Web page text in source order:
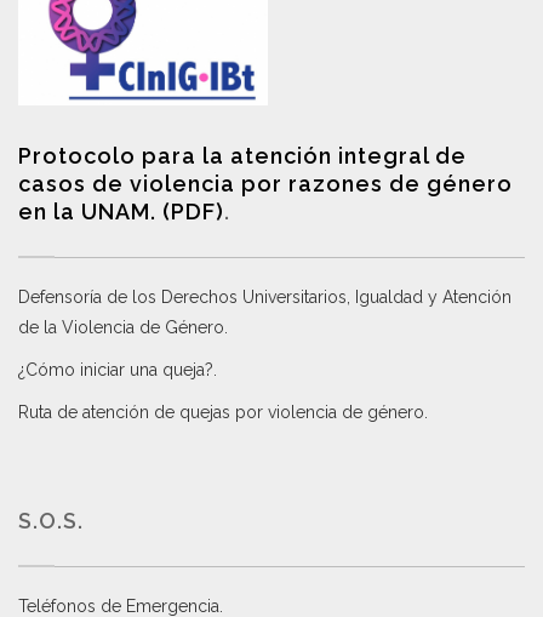
Protocolo para la atención integral de
casos de violencia por razones de género
en la UNAM. (PDF).
Defensoría de los Derechos Universitarios, Igualdad y Atención
de la Violencia de Género
¿Cómo iniciar una queja?
Ruta de atención de quejas por violencia de género
S.O.S.
Teléfonos de Emergencia.